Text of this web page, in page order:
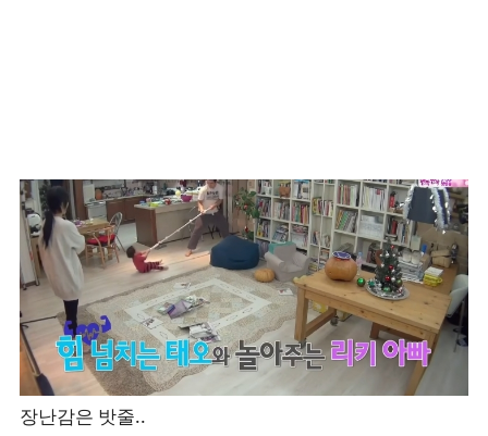
장난감은 밧줄..